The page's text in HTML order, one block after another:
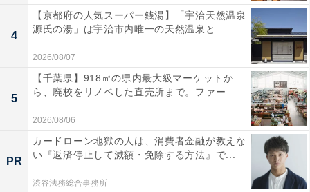
4
【京都府の人気スーパー銭湯】「宇治天然温泉
源氏の湯」は宇治市内唯一の天然温泉と...
2026/08/07
5
【千葉県】918㎡の県内最大級マーケットか
ら、廃校をリノベした直売所まで。ファー...
2026/08/06
PR
カードローン地獄の人は、消費者金融が教えな
い『返済停止して減額・免除する方法』で...
渋谷法務総合事務所